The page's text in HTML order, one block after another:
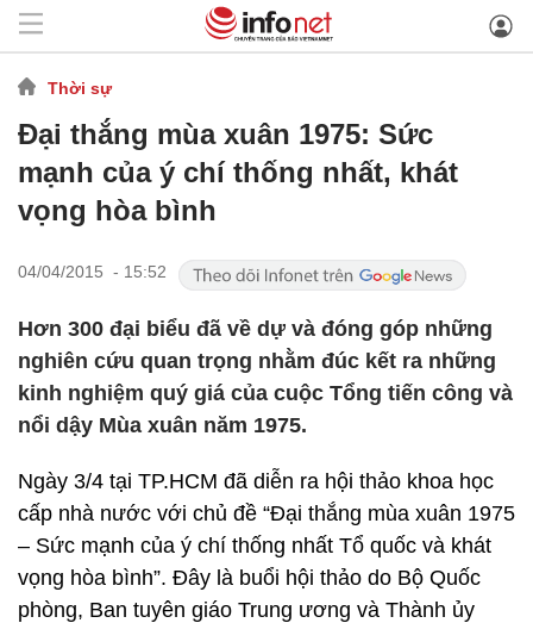
Thời sự
Đại thắng mùa xuân 1975: Sức
mạnh của ý chí thống nhất, khát
vọng hòa bình
04/04/2015 - 15:52
Hơn 300 đại biểu đã về dự và đóng góp những
nghiên cứu quan trọng nhằm đúc kết ra những
kinh nghiệm quý giá của cuộc Tổng tiến công và
nổi dậy Mùa xuân năm 1975.
Ngày 3/4 tại TP.HCM đã diễn ra hội thảo khoa học
cấp nhà nước với chủ đề “Đại thắng mùa xuân 1975
– Sức mạnh của ý chí thống nhất Tổ quốc và khát
vọng hòa bình”. Đây là buổi hội thảo do Bộ Quốc
phòng, Ban tuyên giáo Trung ương và Thành ủy